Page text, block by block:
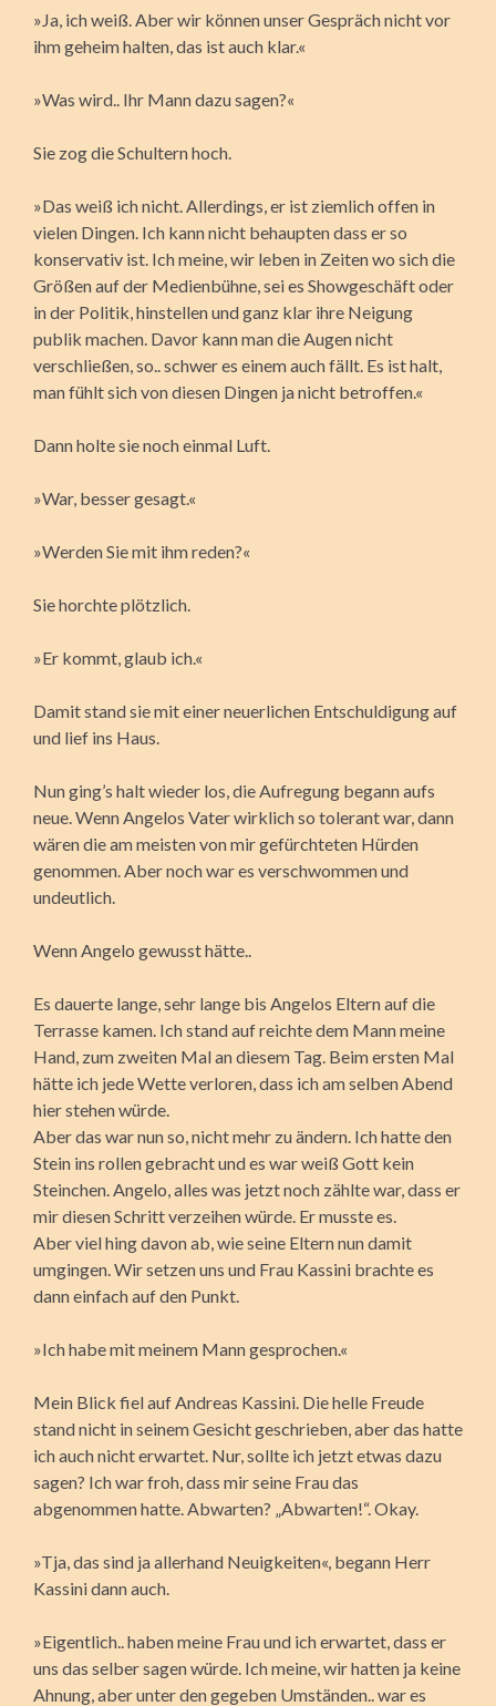
»Ja, ich weiß. Aber wir können unser Gespräch nicht vor
ihm geheim halten, das ist auch klar.«
»Was wird.. Ihr Mann dazu sagen?«
Sie zog die Schultern hoch.
»Das weiß ich nicht. Allerdings, er ist ziemlich offen in
vielen Dingen. Ich kann nicht behaupten dass er so
konservativ ist. Ich meine, wir leben in Zeiten wo sich die
Größen auf der Medienbühne, sei es Showgeschäft oder
in der Politik, hinstellen und ganz klar ihre Neigung
publik machen. Davor kann man die Augen nicht
verschließen, so.. schwer es einem auch fällt. Es ist halt,
man fühlt sich von diesen Dingen ja nicht betroffen.«
Dann holte sie noch einmal Luft.
»War, besser gesagt.«
»Werden Sie mit ihm reden?«
Sie horchte plötzlich.
»Er kommt, glaub ich.«
Damit stand sie mit einer neuerlichen Entschuldigung auf
und lief ins Haus.
Nun ging’s halt wieder los, die Aufregung begann aufs
neue. Wenn Angelos Vater wirklich so tolerant war, dann
wären die am meisten von mir gefürchteten Hürden
genommen. Aber noch war es verschwommen und
undeutlich.
Wenn Angelo gewusst hätte..
Es dauerte lange, sehr lange bis Angelos Eltern auf die
Terrasse kamen. Ich stand auf reichte dem Mann meine
Hand, zum zweiten Mal an diesem Tag. Beim ersten Mal
hätte ich jede Wette verloren, dass ich am selben Abend
hier stehen würde.
Aber das war nun so, nicht mehr zu ändern. Ich hatte den
Stein ins rollen gebracht und es war weiß Gott kein
Steinchen. Angelo, alles was jetzt noch zählte war, dass er
mir diesen Schritt verzeihen würde. Er musste es.
Aber viel hing davon ab, wie seine Eltern nun damit
umgingen. Wir setzen uns und Frau Kassini brachte es
dann einfach auf den Punkt.
»Ich habe mit meinem Mann gesprochen.«
Mein Blick fiel auf Andreas Kassini. Die helle Freude
stand nicht in seinem Gesicht geschrieben, aber das hatte
ich auch nicht erwartet. Nur, sollte ich jetzt etwas dazu
sagen? Ich war froh, dass mir seine Frau das
abgenommen hatte. Abwarten? „Abwarten!“. Okay.
»Tja, das sind ja allerhand Neuigkeiten«, begann Herr
Kassini dann auch.
»Eigentlich.. haben meine Frau und ich erwartet, dass er
uns das selber sagen würde. Ich meine, wir hatten ja keine
Ahnung, aber unter den gegeben Umständen.. war es